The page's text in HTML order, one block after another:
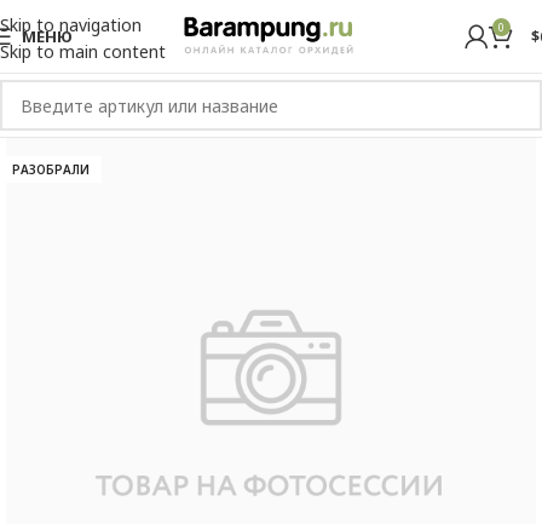
Skip to navigation
Skip to main content
МЕНЮ 0 $
РАЗОБРАЛИ